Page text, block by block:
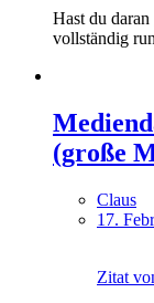
Hast du
vollständig
(große
Claus
17.
Zitat